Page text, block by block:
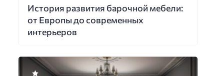
История развития барочной мебели:
от Европы до современных
интерьеров